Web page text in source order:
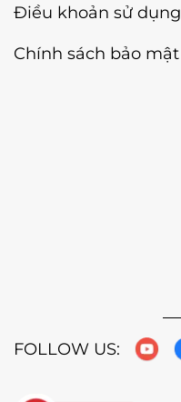
Điều khoản sử dụng
Chính sách bảo mật
FOLLOW US: